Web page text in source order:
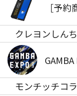
［予
クレヨンしん
モンチッチコ